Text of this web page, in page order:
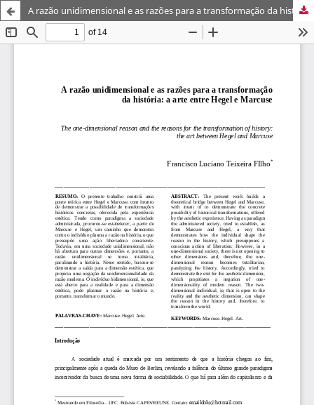
A razão unidimensional e as razões para a transformação da história: a arte entre Hegel e Marcuse